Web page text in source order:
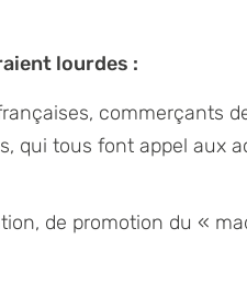
lourdes :
commerçants
qui tous font appel aux
de promotion du «